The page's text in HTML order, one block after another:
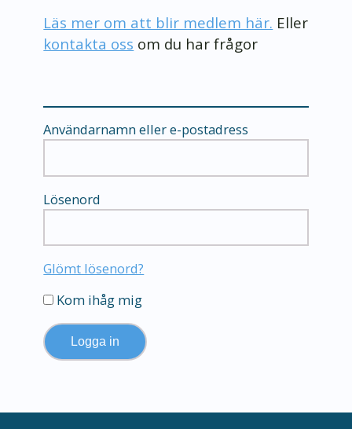
Läs mer om att blir medlem här. Eller
kontakta oss om du har frågor
Användarnamn eller e-postadress
Lösenord
Glömt lösenord?
Kom ihåg mig